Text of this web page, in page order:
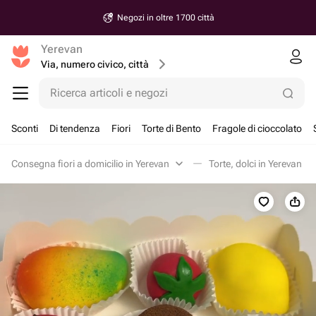
Negozi in oltre 1700 città
Yerevan
Via, numero civico, città
Ricerca articoli e negozi
Sconti Di tendenza Fiori Torte di Bento Fragole di cioccolato
Consegna fiori a domicilio in Yerevan Torte, dolci in Yerevan